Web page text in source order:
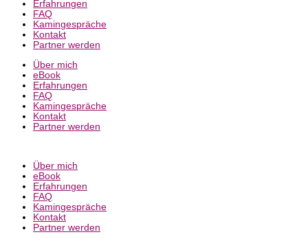
Erfahrungen
FAQ
Kamingespräche
Kontakt
Partner werden
Über mich
eBook
Erfahrungen
FAQ
Kamingespräche
Kontakt
Partner werden
Über mich
eBook
Erfahrungen
FAQ
Kamingespräche
Kontakt
Partner werden